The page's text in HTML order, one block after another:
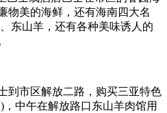
物美的海鲜，还有海南四大名
东山羊，还有各种美味诱人的
到市区解放二路，购买三亚特色
中午在解放路口东山羊肉馆用